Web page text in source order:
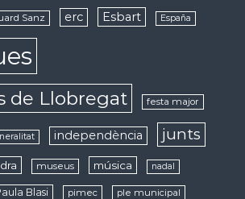
Sanz erc Esbart España
de Llobregat festa major
independència junts
museus música nadal
Blasi pimec ple municipal